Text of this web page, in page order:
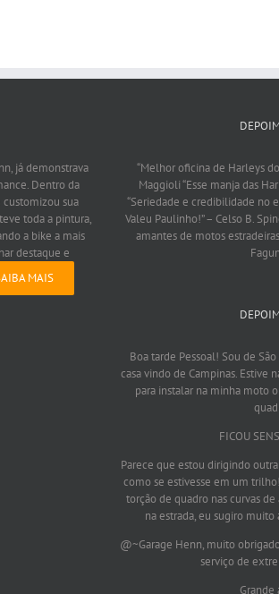
já demonstrava
Dentro da
customizou sua
toda a pintura,
a bike a mais
destaque e
MAIS
“Melhor oficina de Harleys
Maggioli“Esse manja das
“Seriedade e credibilidade no
Valeu Paulinho!”– Celso B.
amantes de motos
Boa tarde Pessoal! Sou de
casa vindo de Campinas. Estive
para instalar na minha moto
FICOU
Parece que estou dirigindo
como se estivesse em um
torção de quadro nas curvas
na estrada, eu sugiro muito
@~Garage Henn, muito
serviço de
Grande